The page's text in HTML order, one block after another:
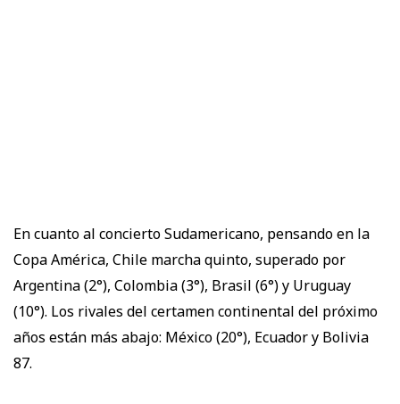
En cuanto al concierto Sudamericano, pensando en la
Copa América, Chile marcha quinto, superado por
Argentina (2°), Colombia (3°), Brasil (6°) y Uruguay
(10°). Los rivales del certamen continental del próximo
años están más abajo: México (20°), Ecuador y Bolivia
87.